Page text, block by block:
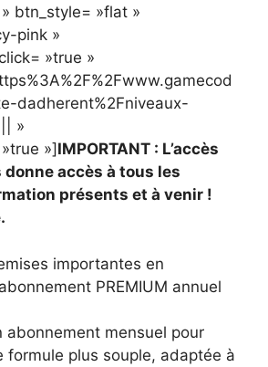
» btn_style= »flat »
pink »
»true »
dadherent%2Fniveaux-
»
»] IMPORTANT : L’accès
donne accès à tous les
présents et à venir !
importantes en
PREMIUM annuel
abonnement mensuel pour
formule plus souple, adaptée à